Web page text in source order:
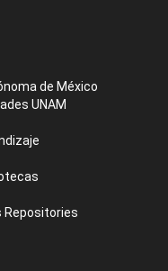
de México
UNAM
Repositories